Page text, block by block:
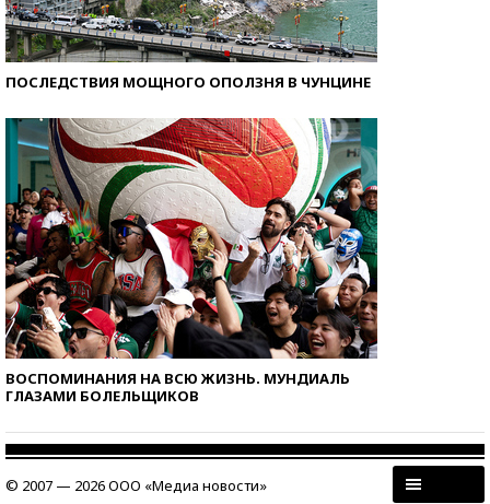
ПОСЛЕДСТВИЯ МОЩНОГО ОПОЛЗНЯ В ЧУНЦИНЕ
ВОСПОМИНАНИЯ НА ВСЮ ЖИЗНЬ. МУНДИАЛЬ
ГЛАЗАМИ БОЛЕЛЬЩИКОВ
© 2007 — 2026 ООО «Медиа новости»